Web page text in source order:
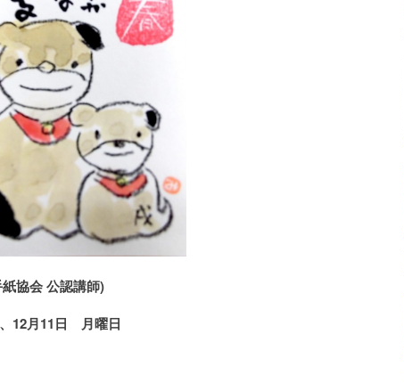
協会 公認講師)
12月11日 月曜日